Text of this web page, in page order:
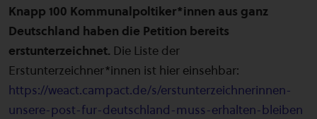
Knapp 100 Kommunalpoltiker*innen aus ganz
Deutschland haben die Petition bereits
erstunterzeichnet. Die Liste der
Erstunterzeichner*innen ist hier einsehbar:
https://weact.campact.de/s/erstunterzeichnerinnen-
unsere-post-fur-deutschland-muss-erhalten-bleiben